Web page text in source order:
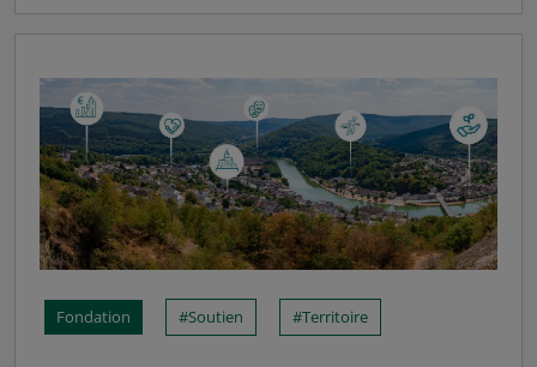
Fondation Soutien Territoire